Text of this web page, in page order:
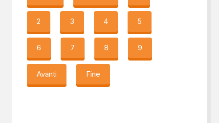
2 3 4 5
6 7 8 9
Avanti Fine